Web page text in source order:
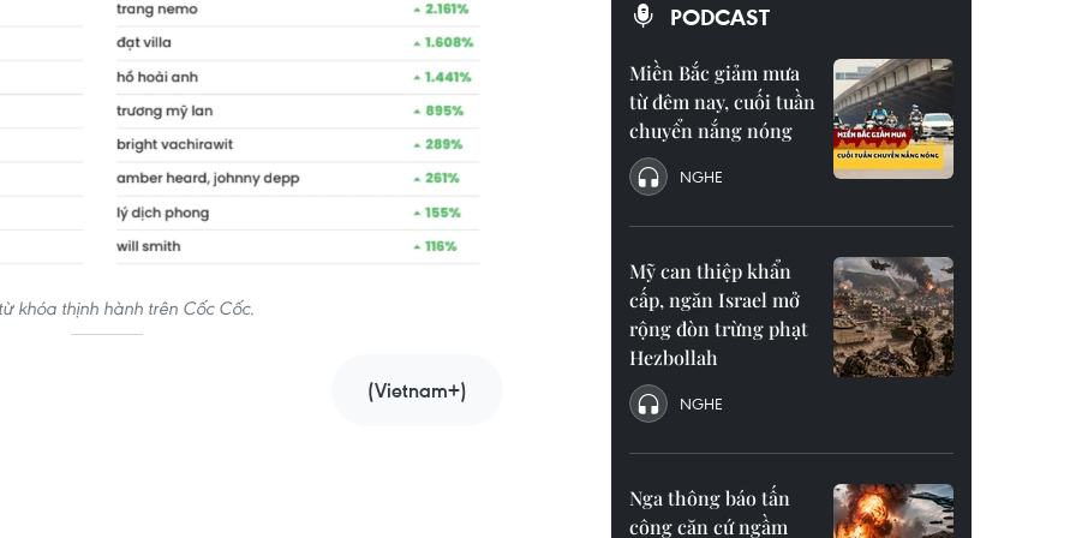
khóa thịnh hành trên Cốc Cốc.
(Vietnam+)
PODCAST
Miền Bắc giảm mưa
từ đêm nay, cuối tuần
chuyển nắng nóng
NGHE
Mỹ can thiệp khẩn
cấp, ngăn Israel mở
rộng đòn trừng phạt
Hezbollah
NGHE
Nga thông báo tấn
công căn cứ ngầm